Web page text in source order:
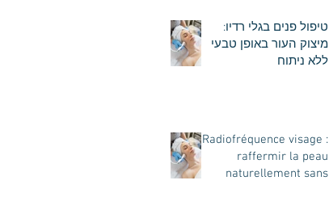
טיפול פנים בגלי רדיו:
מיצוק העור באופן טבעי
ללא ניתוח
Radiofréquence visage :
raffermir la peau
naturellement sans